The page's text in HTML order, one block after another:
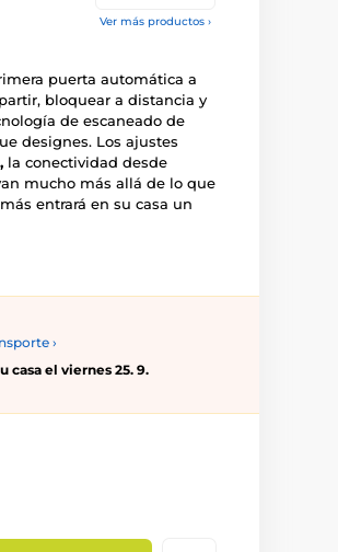
Ver más productos ›
puerta automática a
bloquear a distancia y
de escaneado de
designes. Los ajustes
la conectividad desde
mucho más allá de lo que
entrará en su casa un
›
casa el viernes 25. 9.